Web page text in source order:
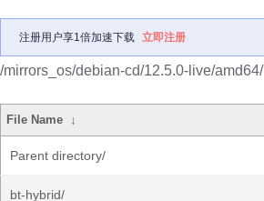
注册用户享1倍加速下载 立即注册
/mirrors_os/debian-cd/12.5.0-live/amd64/
File Name ↓
Parent directory/
bt-hybrid/